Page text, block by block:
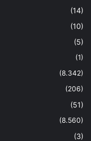
(14)
(10)
(5)
(1)
(8.342)
(206)
(51)
(8.560)
(3)